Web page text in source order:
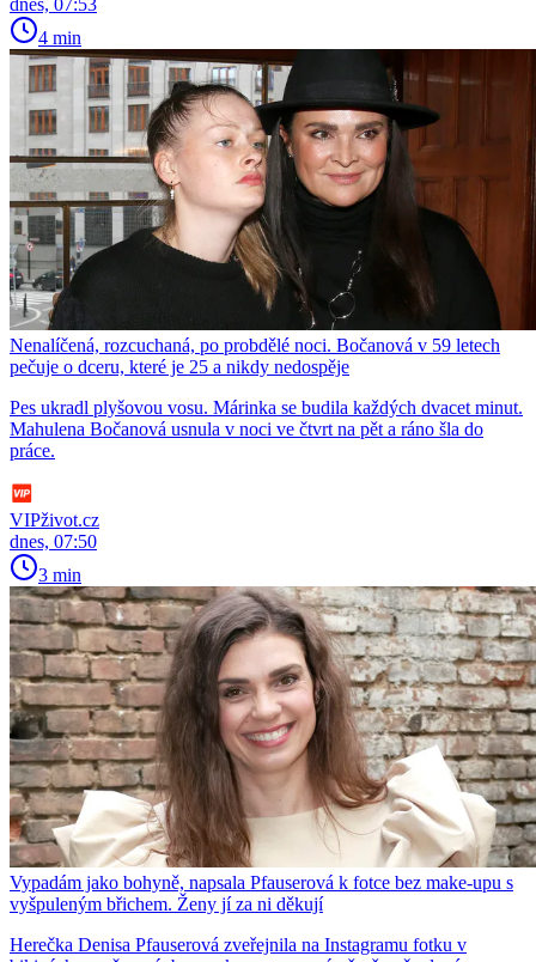
dnes, 07:53
4 min
Nenalíčená, rozcuchaná, po probdělé noci. Bočanová v 59 letech
pečuje o dceru, které je 25 a nikdy nedospěje
Pes ukradl plyšovou vosu. Márinka se budila každých dvacet minut.
Mahulena Bočanová usnula v noci ve čtvrt na pět a ráno šla do
práce.
VIPživot.cz
dnes, 07:50
3 min
Vypadám jako bohyně, napsala Pfauserová k fotce bez make-upu s
vyšpuleným břichem. Ženy jí za ni děkují
Herečka Denisa Pfauserová zveřejnila na Instagramu fotku v